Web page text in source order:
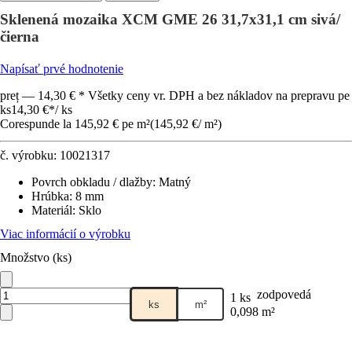
Sklenená mozaika XCM GME 26 31,7x31,1 cm sivá/
čierna
Napísať prvé hodnotenie
preț — 14,30 € * Všetky ceny vr. DPH a bez nákladov na prepravu pe
ks14,30 €*/ ks
Corespunde la 145,92 € pe m²(145,92 €/ m²)
č. výrobku: 10021317
Povrch obkladu / dlažby: Matný
Hrúbka: 8 mm
Materiál: Sklo
Viac informácií o výrobku
Množstvo (ks)
ks m² 1 ks zodpovedá
0,098 m²